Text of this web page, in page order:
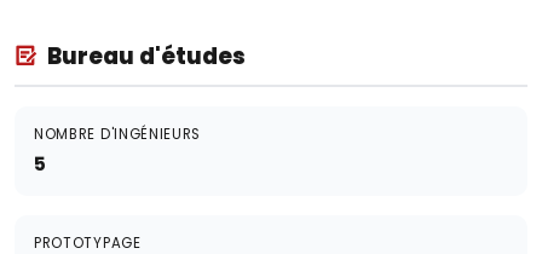
Bureau d'études
NOMBRE D'INGÉNIEURS
5
PROTOTYPAGE